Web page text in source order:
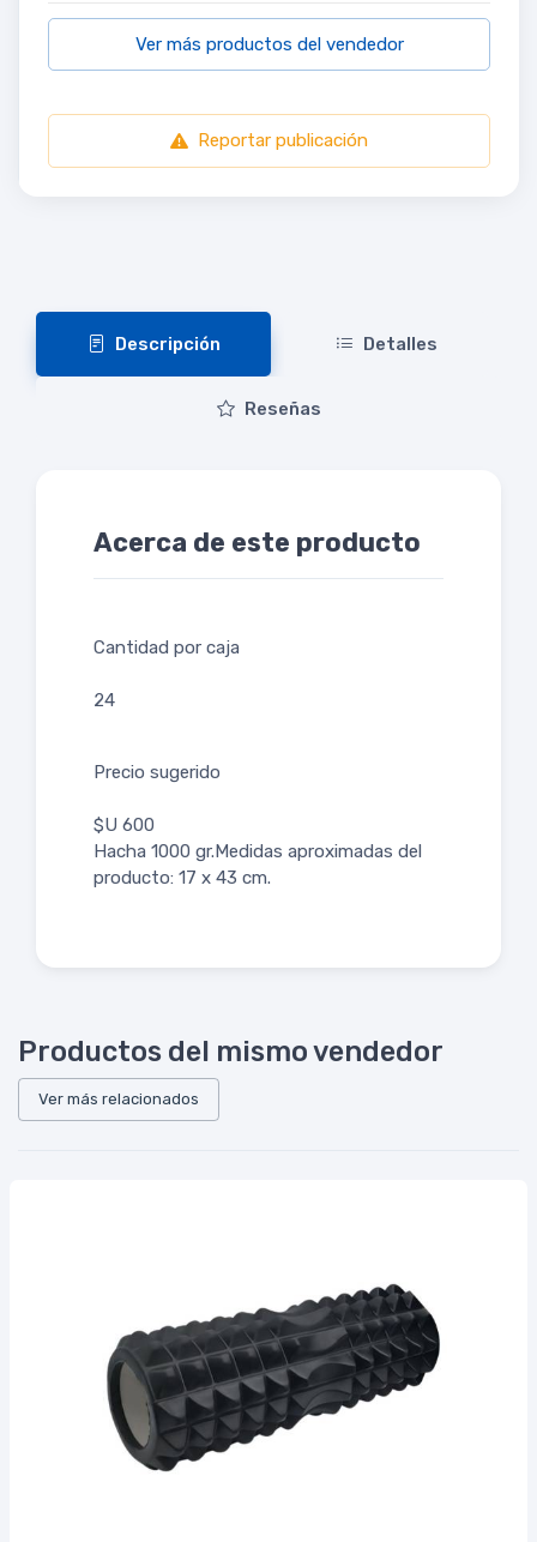
Ver más productos del vendedor
Reportar publicación
Descripción Detalles
Reseñas
Acerca de este producto
Cantidad por caja
24
Precio sugerido
$U 600
Hacha 1000 gr.Medidas aproximadas del
producto: 17 x 43 cm.
Productos del mismo vendedor
Ver más relacionados